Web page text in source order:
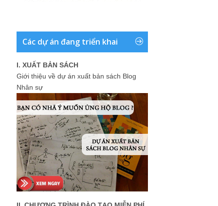
Các dự án đang triển khai
I. XUẤT BẢN SÁCH
Giới thiệu về dự án xuất bản sách Blog
Nhân sự